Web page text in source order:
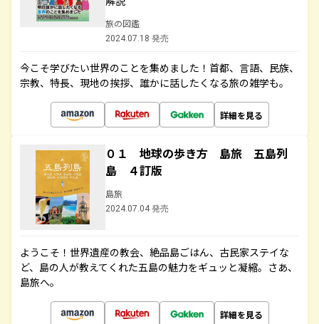
旅の図鑑
2024.07.18 発売
今こそ学びたい世界のことを集めました！首都、言語、民族、
宗教、特長、現地の挨拶、誰かに話したくなる旅の雑学も。
詳細を見る
０１ 地球の歩き方 島旅 五島列
島 ４訂版
島旅
2024.07.04 発売
ようこそ！世界遺産の教会、絶品島ごはん、古民家ステイな
ど、島の人が教えてくれた五島の魅力をギュッと凝縮。さあ、
島旅へ。
詳細を見る